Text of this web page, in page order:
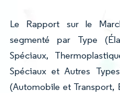
Le Rapport sur le
segmenté par Type
Spéciaux,
Spéciaux et Autres
(Automobile et Transport,